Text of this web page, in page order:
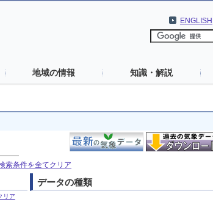
ENGLISH
地域の情報 知識・解説
索条件を全てクリア
リア
データの種類